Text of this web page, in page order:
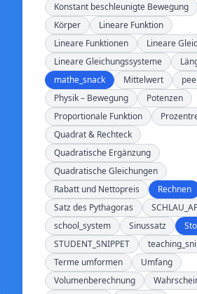
Konstant beschleunigte Bewegung
Körper
Lineare Funktion
Lineare Funktionen
Lineare
Lineare Gleichungssysteme
mathe_snack
Mittelwert
Physik – Bewegung
Potenzen
Proportionale Funktion
Quadrat & Rechteck
Quadratische Ergänzung
Quadratische Gleichungen
Rabatt und Nettopreis
Rechnen
Satz des Pythagoras
school_system
Sinussatz
STUDENT_SNIPPET
Terme umformen
Umfang
Volumenberechnung